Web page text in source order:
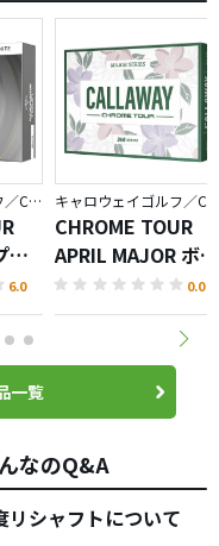
キャロウェイゴルフ／CHROME
ボ
6.0
CHROME TOUR
APRIL MAJOR ボー
ル
0.0
一覧
なのQ&A
リシャフトについて